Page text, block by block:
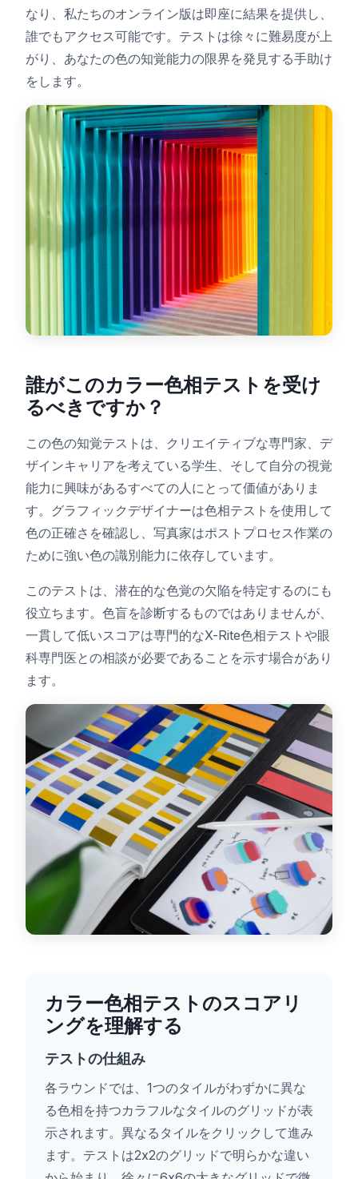
ランキング
記事
ダッシュボード
🇯🇵 JA
なり、私たちのオンライン版は即座に結果を提供し、
誰でもアクセス可能です。テストは徐々に難易度が上
がり、あなたの色の知覚能力の限界を発見する手助け
をします。
誰がこのカラー色相テストを受け
るべきですか？
この色の知覚テストは、クリエイティブな専門家、デ
ザインキャリアを考えている学生、そして自分の視覚
能力に興味があるすべての人にとって価値がありま
す。グラフィックデザイナーは色相テストを使用して
色の正確さを確認し、写真家はポストプロセス作業の
ために強い色の識別能力に依存しています。
このテストは、潜在的な色覚の欠陥を特定するのにも
役立ちます。色盲を診断するものではありませんが、
一貫して低いスコアは専門的なX-Rite色相テストや眼
科専門医との相談が必要であることを示す場合があり
ます。
カラー色相テストのスコアリ
ングを理解する
テストの仕組み
各ラウンドでは、1つのタイルがわずかに異な
る色相を持つカラフルなタイルのグリッドが表
示されます。異なるタイルをクリックして進み
ます。テストは2x2のグリッドで明らかな違い